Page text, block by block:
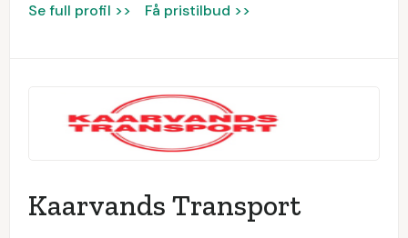
Se full profil >> Få pristilbud >>
Kaarvands Transport